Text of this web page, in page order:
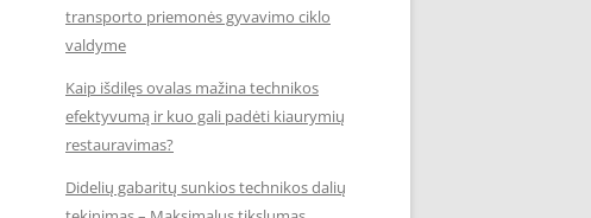
transporto priemonės gyvavimo ciklo
valdyme
Kaip išdilęs ovalas mažina technikos
efektyvumą ir kuo gali padėti kiaurymių
restauravimas?
Didelių gabaritų sunkios technikos dalių